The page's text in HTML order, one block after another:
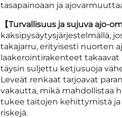
tasapainoaan ja
【Turvallisuus ja sujuva ajo-
kaksipysäytysjärjestelmällä,
takajarru, erityisesti nuorten
laakerointirakenteet
täysin suljettu ketjusuoja
Leveät renkaat tarjoavat
vakautta, mikä mahdollistaa
tukee taitojen kehittymistä
riskejä.